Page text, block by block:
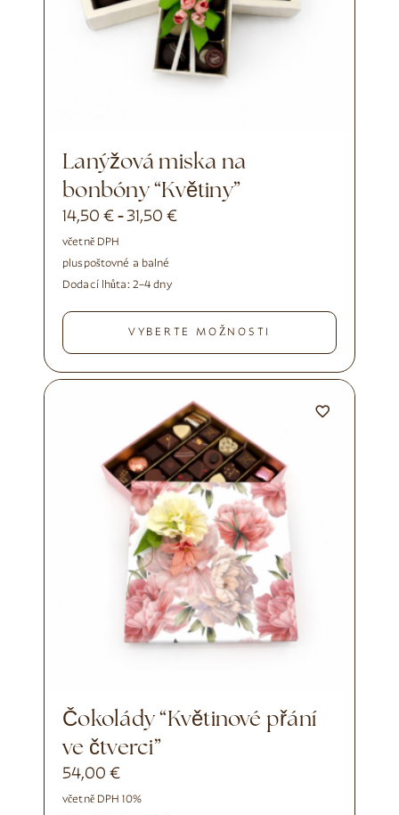
Lanýžová miska na
bonbóny “Květiny”
14,50€ -31,50€
včetně DPH
pluspoštovné a balné
Dodací lhůta: 2–4 dny
VYBERTE MOŽNOSTI
Čokolády “Květinové přání
ve čtverci”
54,00€
včetně DPH 10%